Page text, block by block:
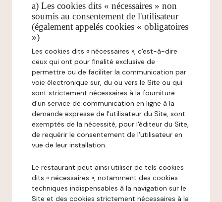
a) Les cookies dits « nécessaires » non
soumis au consentement de l'utilisateur
(également appelés cookies « obligatoires
»)
Les cookies dits « nécessaires », c'est-à-dire
ceux qui ont pour finalité exclusive de
permettre ou de faciliter la communication par
voie électronique sur, du ou vers le Site ou qui
sont strictement nécessaires à la fourniture
d'un service de communication en ligne à la
demande expresse de l'utilisateur du Site, sont
exemptés de la nécessité, pour l'éditeur du Site,
de requérir le consentement de l'utilisateur en
vue de leur installation.
Le restaurant peut ainsi utiliser de tels cookies
dits « nécessaires », notamment des cookies
techniques indispensables à la navigation sur le
Site et des cookies strictement nécessaires à la